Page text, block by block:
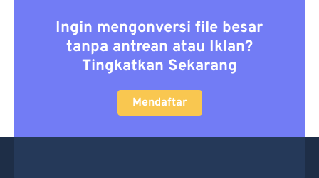
Ingin mengonversi file besar
tanpa antrean atau Iklan?
Tingkatkan Sekarang
Mendaftar